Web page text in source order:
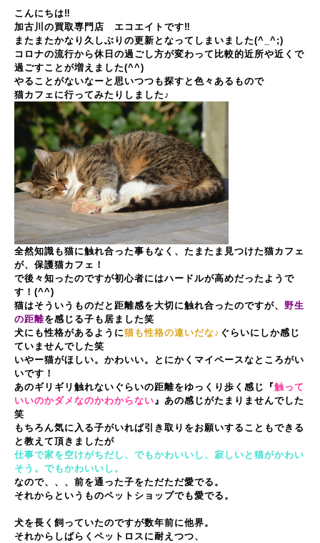
こんにちは‼
加古川の買取専門店 エコエイトです‼
またまたかなり久しぶりの更新となってしまいました(^_^;)
コロナの流行から休日の過ごし方が変わって比較的近所や近くで
過ごすことが増えました(^^)
やることがないなーと思いつつも探すと色々あるもので
猫カフェに行ってみたりしました♪
全然知識も猫に触れ合った事もなく、たまたま見つけた猫カフェ
が、保護猫カフェ！
で後々知ったのですが初心者にはハードルが高めだったようで
す！(^^)
猫はそういうものだと距離感を大切に触れ合ったのですが、 野生
の距離を感じる子も居ました笑
犬にも性格があるように猫も性格の違いだな♪ ぐらいにしか感じ
ていませんでした笑
いやー猫がほしい。かわいい。とにかくマイペースなところがい
いです！
あのギリギリ触れないぐらいの距離をゆっくり歩く感じ『触って
いいのかダメなのかわからない』あの感じがたまりませんでした
笑
もちろん気に入る子がいれば引き取りをお願いすることもできる
と教えて頂きましたが
仕事で家を空けがちだし、でもかわいいし、寂しいと猫がかわい
そう。でもかわいいし。
なので、、、前を通った子をただただ愛でる。
それからというものペットショップでも愛でる。
犬を長く飼っていたのですが数年前に他界。
それからしばらくペットロスに耐えつつ、